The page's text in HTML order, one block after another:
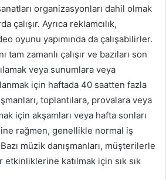
organizasyonları dahil olmak
çalışır. Ayrıca reklamcılık,
oyunu yapımında da çalışabilirler.
tam zamanlı çalışır ve bazıları son
veya sunumlara veya
için haftada 40 saatten fazla
toplantılara, provalara veya
için akşamları veya hafta sonları
rağmen, genellikle normal iş
müzik danışmanları, müşterilerle
katılmak için sık sık